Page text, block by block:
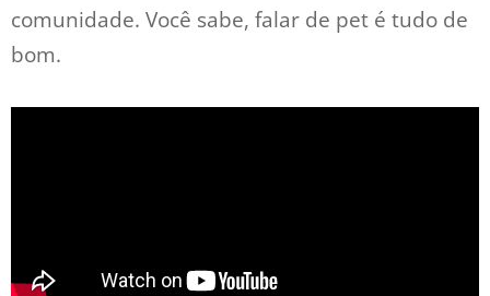
comunidade. Você sabe, falar de pet é tudo de
bom.